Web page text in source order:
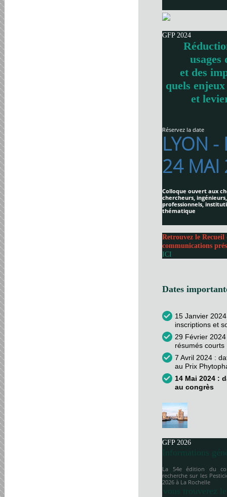
GFP 2024
usages
et des
quels
et
Réservez la date
LYON
24 MAI
Colloque ouvert aux
chercheurs,
professionnels,
thématique
Retrouvez le Recueil
communications
ICI
Dates
15 Janvier
inscriptions et
29 Février
résumés courts
7 Avril 2024 :
au Prix
14 Mai 2024 :
au congrès
GFP 2026
Informations
La 54e édition du
recherche sur les
2026 à La Rochelle
vous trouverez